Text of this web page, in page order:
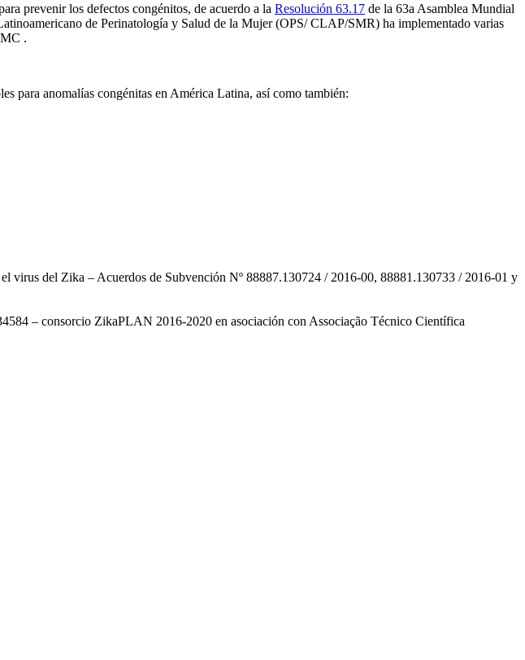
prevenir los defectos congénitos, de acuerdo a la Resolución 63.17 de la 63a Asamblea Mundial
de Perinatología y Salud de la Mujer (OPS/ CLAP/SMR) ha implementado varias
.
para anomalías congénitas en América Latina, así como también:
del Zika – Acuerdos de Subvención Nº 88887.130724 / 2016-00, 88881.130733 / 2016-01 y
– consorcio ZikaPLAN 2016-2020 en asociación con Associação Técnico Científica